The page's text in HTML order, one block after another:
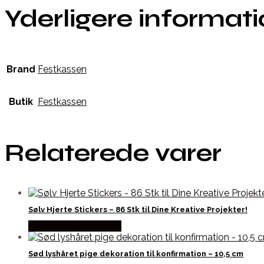
Yderligere
Brand Festkassen
Butik Festkassen
Relaterede varer
Sølv Hjerte Stickers – 86 Stk til Dine Kreative Projekter!
Sød lyshåret pige dekoration til konfirmation – 10,5 cm